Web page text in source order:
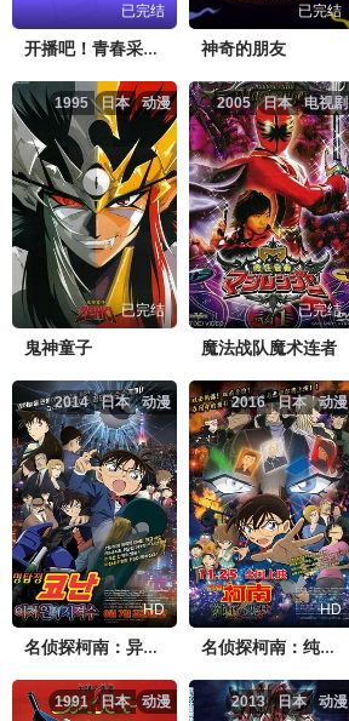
已完结
开播吧！青春采销第二季
已完结
神奇的朋友
动漫
日本
1995
已完结
鬼神童子
电视剧
日本
2005
已完结
魔法战队魔术连者
动漫
日本
2014
HD
名侦探柯南：异次元的狙击手
动漫
日本
2016
HD
名侦探柯南：纯黑的恶梦
动漫
日本
1991 动漫
日本
2013